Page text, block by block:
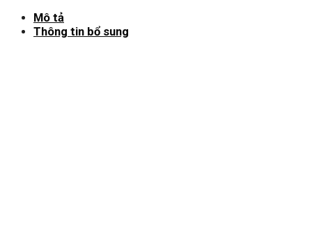
Mô tả
Thông tin bổ sung